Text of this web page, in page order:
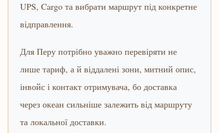
UPS, Cargo та вибрати маршрут під конкретне
відправлення.
Для Перу потрібно уважно перевіряти не
лише тариф, а й віддалені зони, митний опис,
інвойс і контакт отримувача, бо доставка
через океан сильніше залежить від маршруту
та локальної доставки.